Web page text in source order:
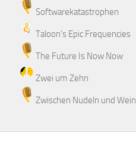
Softwarekatastrophen
Taloon’s Epic Frequencies
The Future Is Now Now
Zwei um Zehn
Zwischen Nudeln und Wein